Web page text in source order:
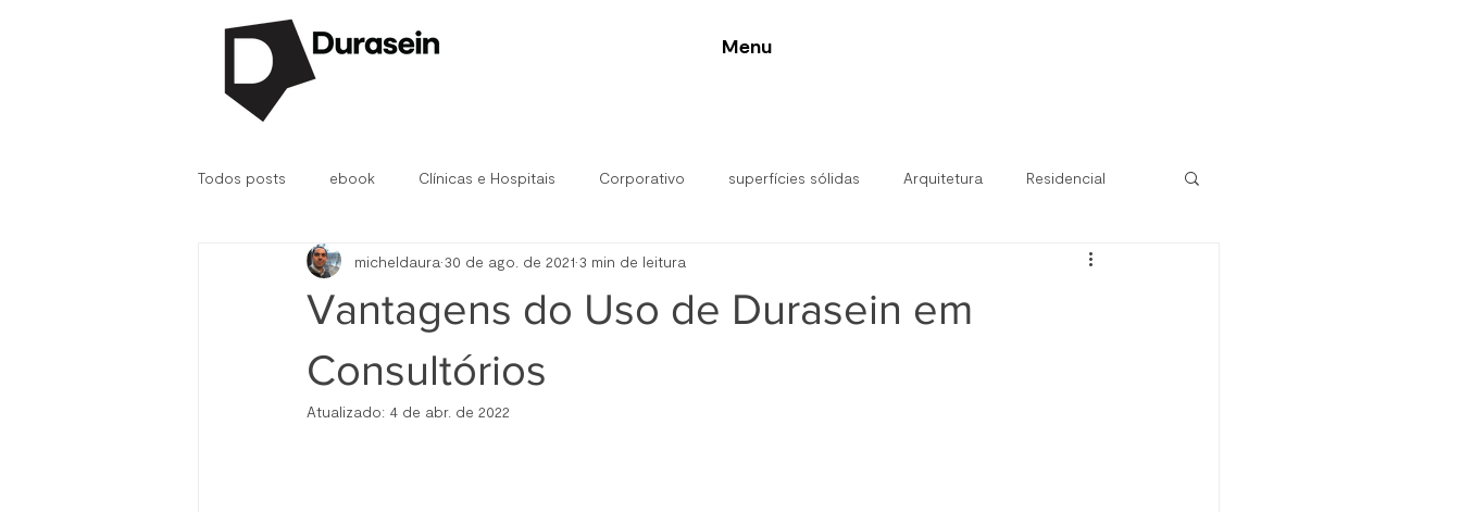
Menu
Todos posts ebook Clínicas e Hospitais Corporativo superfícies sólidas Arquitetura Residencial
Durasein® D.Fab Hospitalar
Vantagens do Uso de Durasein em
Consultórios
micheldaura 30 de ago. de 2021 3 min de leitura
Atualizado: 4 de abr. de 2022